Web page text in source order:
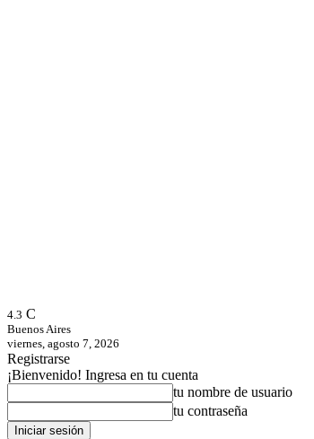
4.3 C
Buenos Aires
viernes, agosto 7, 2026
Registrarse
¡Bienvenido! Ingresa en tu cuenta
tu nombre de usuario
tu contraseña